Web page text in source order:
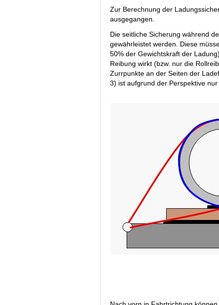
Zur Berechnung der
ausgegangen.
Die seitliche Sicherung während
gewährleistet werden. Diese
50% der Gewichtskraft der
Reibung wirkt (bzw. nur die
Zurrpunkte an der Seiten der
3) ist aufgrund der Perspektive